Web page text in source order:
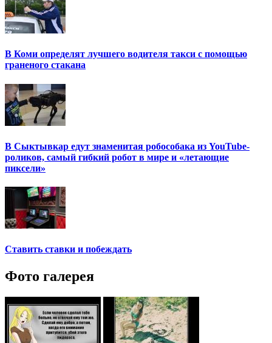
В Коми определят лучшего водителя такси с помощью
граненого стакана
В Сыктывкар едут знаменитая робособака из YouTube-
роликов, самый гибкий робот в мире и «летающие
пиксели»
Ставить ставки и побеждать
Фото галерея